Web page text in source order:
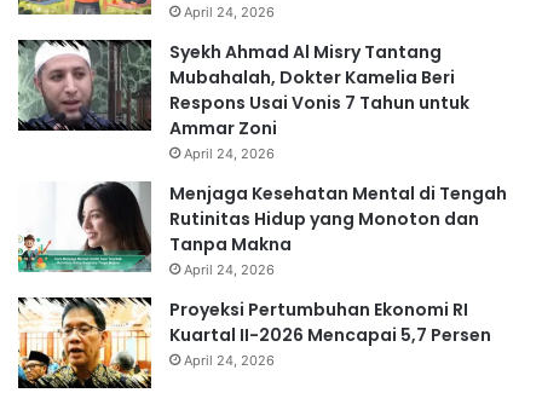
April 24, 2026
Syekh Ahmad Al Misry Tantang
Mubahalah, Dokter Kamelia Beri
Respons Usai Vonis 7 Tahun untuk
Ammar Zoni
April 24, 2026
Menjaga Kesehatan Mental di Tengah
Rutinitas Hidup yang Monoton dan
Tanpa Makna
April 24, 2026
Proyeksi Pertumbuhan Ekonomi RI
Kuartal II-2026 Mencapai 5,7 Persen
April 24, 2026